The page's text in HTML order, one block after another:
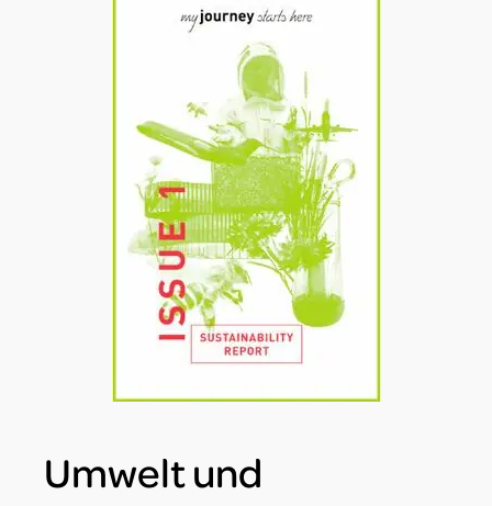
Umwelt und